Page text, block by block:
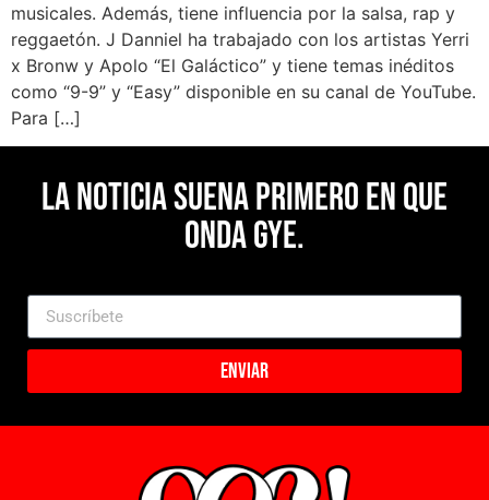
musicales. Además, tiene influencia por la salsa, rap y
reggaetón. J Danniel ha trabajado con los artistas Yerri
x Bronw y Apolo “El Galáctico” y tiene temas inéditos
como “9-9” y “Easy” disponible en su canal de YouTube.
Para […]
La noticia suena primero en Que
Onda Gye.
Enviar